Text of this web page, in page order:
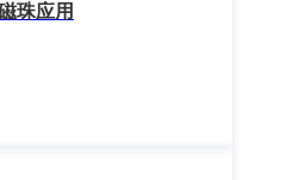
珠应用